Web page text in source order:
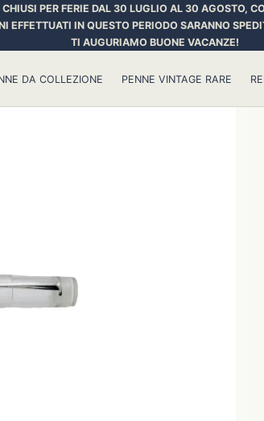
CHIUSI PER FERIE DAL 30 LUGLIO AL 30 AGOSTO,
EFFETTUATI IN QUESTO PERIODO SARANNO
TI AUGURIAMO BUONE VACANZE!
DA COLLEZIONE PENNE VINTAGE RARE